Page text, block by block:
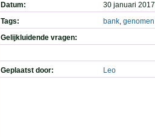
Datum:
30 januari
Tags:
bank, genomen
Gelijkluidende vragen:
Geplaatst door: Leo